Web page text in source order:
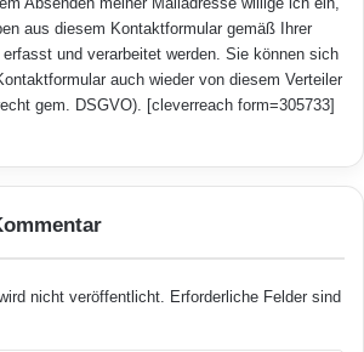
aus diesem Kontaktformular gemäß Ihrer
erfasst und verarbeitet werden. Sie können sich
auch wieder von diesem Verteiler
gem. DSGVO). [cleverreach form=305733]
nicht veröffentlicht. Erforderliche Felder sind